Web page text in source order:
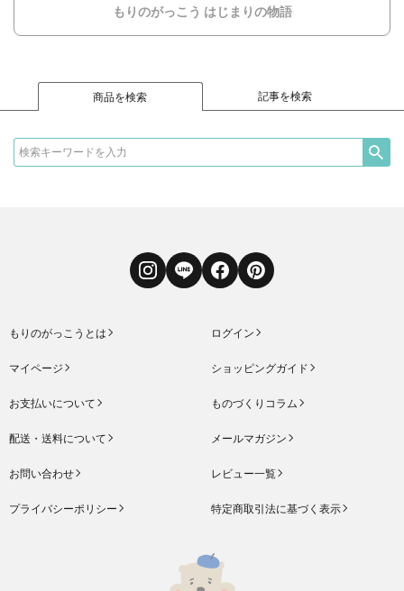
もりのがっこう はじまりの物語
商品を検索 記事を検索
InstagramLINE FacebookPinterest
もりのがっこうとは ログイン
マイページ ショッピングガイド
お支払いについて ものづくりコラム
配送・送料について メールマガジン
お問い合わせ レビュー一覧
プライバシーポリシー 特定商取引法に基づく表示